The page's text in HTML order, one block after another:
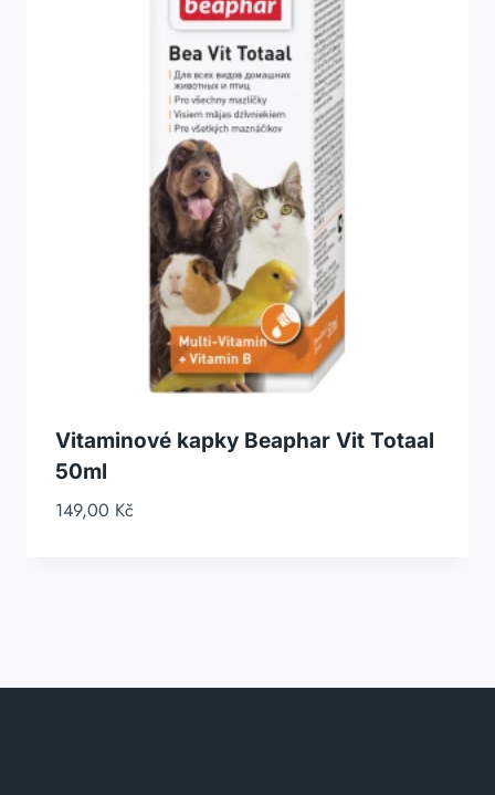
Vitaminové kapky Beaphar Vit Totaal
50ml
149,00 Kč